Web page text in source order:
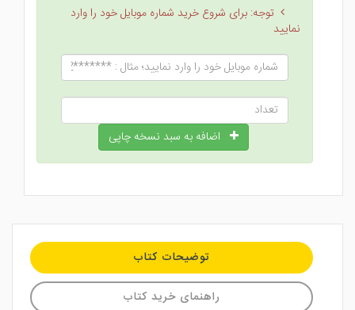
توجه: برای شروع خرید شماره موبایل خود را وارد
نمایید
اضافه به سبد نسخه چاپی
توضیحات کتاب
راهنمای خرید کتاب